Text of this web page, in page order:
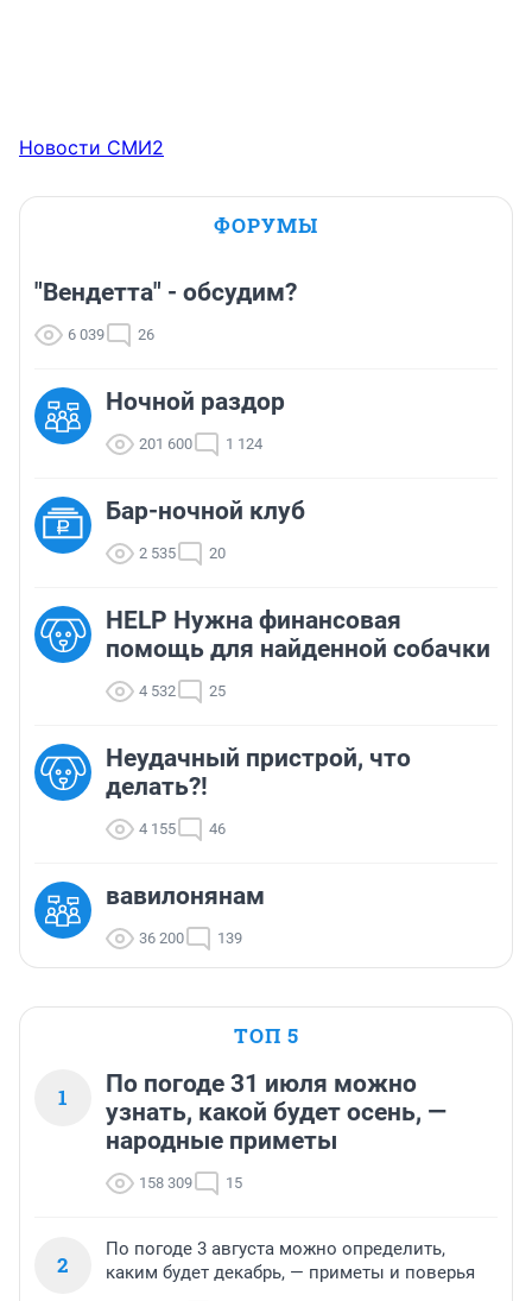
Новости СМИ2
ФОРУМЫ
"Вендетта" - обсудим?
6 039 26
Ночной раздор
201 600 1 124
Бар-ночной клуб
2 535 20
HELP Нужна финансовая
помощь для найденной собачки
4 532 25
Неудачный пристрой, что
делать?!
4 155 46
вавилонянам
36 200 139
ТОП 5
1
По погоде 31 июля можно
узнать, какой будет осень, —
народные приметы
158 309 15
2
По погоде 3 августа можно определить,
каким будет декабрь, — приметы и поверья